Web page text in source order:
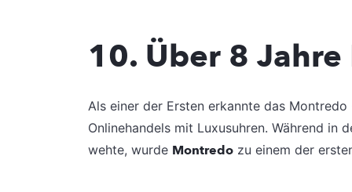
10. Über 8
Als einer der Ersten erkannte das
Onlinehandels mit Luxusuhren. Während in
wehte, wurde Montredo zu einem der